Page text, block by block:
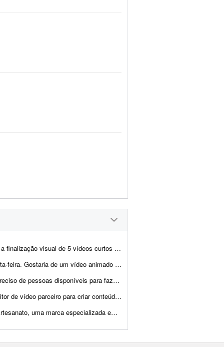
para redes sociais. Todos os vídeos começam com a pergunta:...
a minha história com minha esposa (namoro e casamento), a...
trabalho para mim, pois não tenho tempo nem disponibil...
para Instagram (Reels), TikTok, YouTube Shorts e campanhas de anúncios,...
feitas com pedras naturais, cristais e resina. Estou procur...